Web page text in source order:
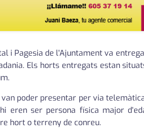
i Pagesia de l'Ajuntament va
Els horts entregats estan
poder presentar per via
eren ser persona física major
hort o terreny de conreu.